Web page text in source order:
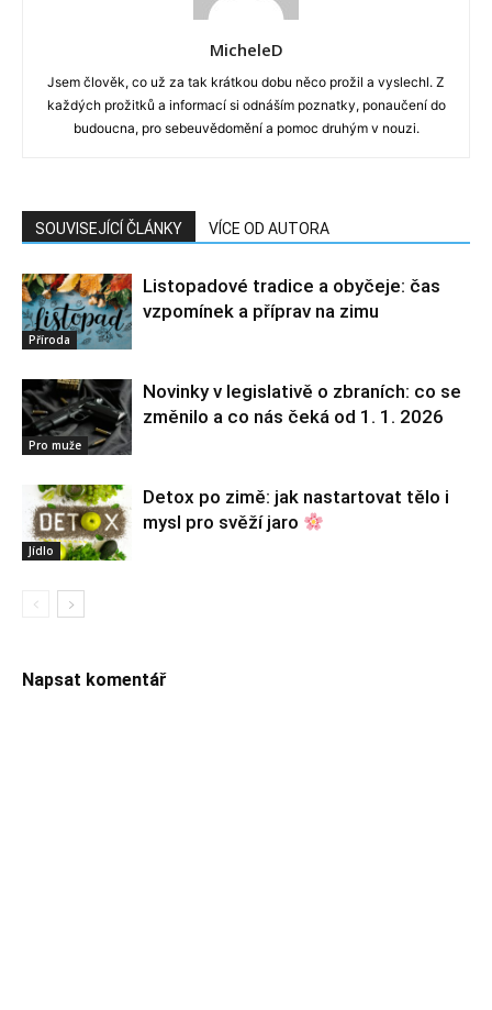
MicheleD
Jsem člověk, co už za tak krátkou dobu něco prožil a vyslechl. Z
každých prožitků a informací si odnáším poznatky, ponaučení do
budoucna, pro sebeuvědomění a pomoc druhým v nouzi.
SOUVISEJÍCÍ ČLÁNKY VÍCE OD AUTORA
Příroda
Listopadové tradice a obyčeje: čas
vzpomínek a příprav na zimu
Pro muže
Novinky v legislativě o zbraních: co se
změnilo a co nás čeká od 1. 1. 2026
Jídlo
Detox po zimě: jak nastartovat tělo i
mysl pro svěží jaro
Napsat komentář